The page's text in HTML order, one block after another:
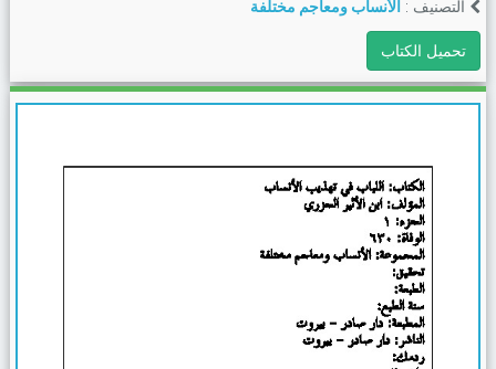
التصنيف : الأنساب ومعاجم مختلفة
تحميل الكتاب